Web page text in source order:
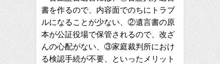
書を作るので、内容面でのちにトラブ
ルになることが少ない、②遺言書の原
本が公証役場で保管されるので、改ざ
んの心配がない、③家庭裁判所におけ
る検認手続が不要、といったメリット